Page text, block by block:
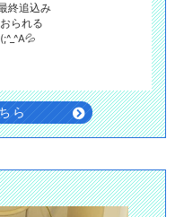
終追込み
られる
ら